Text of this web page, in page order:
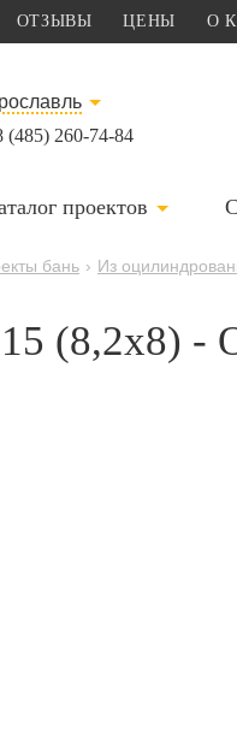
ОТЗЫВЫ ЦЕНЫ О
(485) 260-74-84
проектов
бань › Из
(8,2х8) -